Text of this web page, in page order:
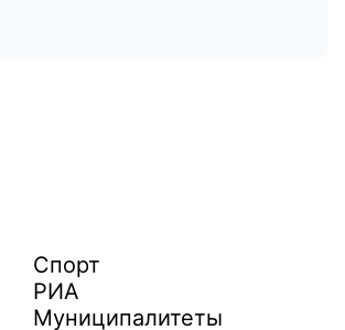
Спорт
РИА
Муниципалитеты